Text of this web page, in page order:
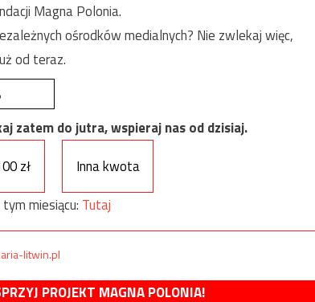
Magna Polonia.
ośrodków medialnych? Nie zwlekaj więc,
od teraz.
zatem do jutra, wspieraj nas od dzisiaj.
zł
Inna kwota
miesiącu: Tutaj
litwin.pl
PROJEKT MAGNA POLONIA!